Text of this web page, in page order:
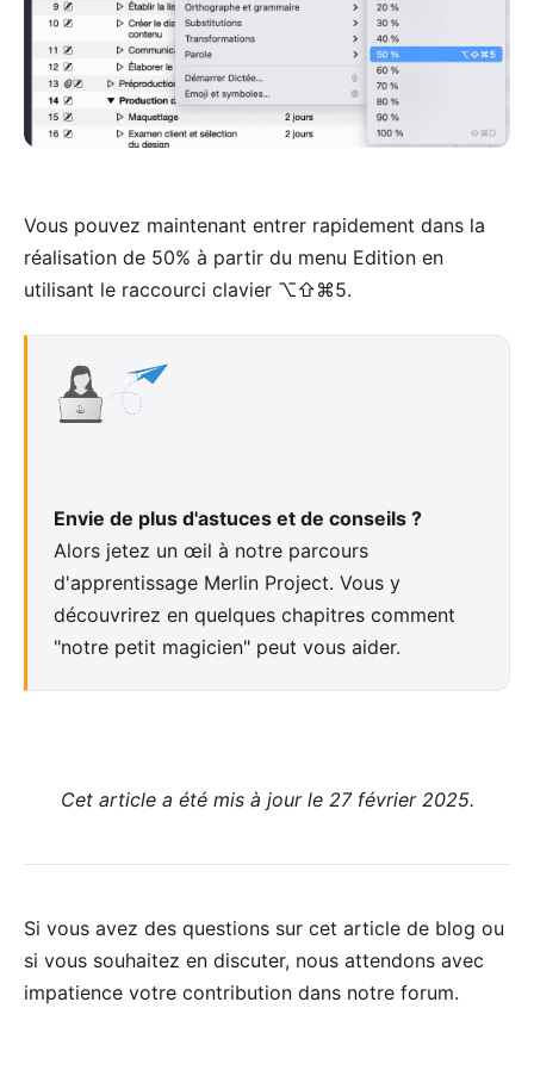
Vous pouvez maintenant entrer rapidement dans la
réalisation de 50% à partir du menu Edition en
utilisant le raccourci clavier ⌥⇧⌘5.
Envie de plus d'astuces et de conseils ?
Alors jetez un œil à notre parcours
d'apprentissage Merlin Project. Vous y
découvrirez en quelques chapitres comment
"notre petit magicien" peut vous aider.
Cet article a été mis à jour le 27 février 2025.
Si vous avez des questions sur cet article de blog ou
si vous souhaitez en discuter, nous attendons avec
impatience votre contribution dans notre forum.